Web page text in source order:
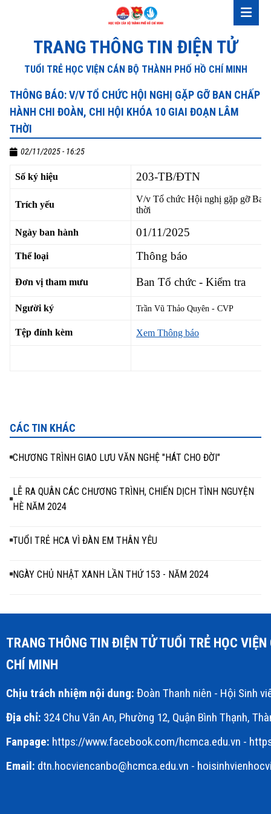
TRANG THÔNG TIN ĐIỆN TỬ
TUỔI TRẺ HỌC VIỆN CÁN BỘ THÀNH PHỐ HỒ CHÍ MINH
THÔNG BÁO: V/V TỔ CHỨC HỘI NGHỊ GẶP GỠ BAN CHẤP
HÀNH CHI ĐOÀN, CHI HỘI KHÓA 10 GIAI ĐOẠN LÂM
THỜI
02/11/2025 - 16:25
Số ký hiệu 203-TB/ĐTN
Trích yếu
V/v Tổ chức Hội nghị gặp gỡ Ban
thời
Ngày ban hành 01/11/2025
Thể loại Thông báo
Đơn vị tham mưu Ban Tổ chức - Kiểm tra
Người ký Trần Vũ Thảo Quyên - CVP
Tệp đính kèm Xem Thông báo
CÁC TIN KHÁC
CHƯƠNG TRÌNH GIAO LƯU VĂN NGHỆ "HÁT CHO ĐỜI"
LỄ RA QUÂN CÁC CHƯƠNG TRÌNH, CHIẾN DỊCH TÌNH NGUYỆN
HÈ NĂM 2024
TUỔI TRẺ HCA VÌ ĐÀN EM THÂN YÊU
NGÀY CHỦ NHẬT XANH LẦN THỨ 153 - NĂM 2024
TRANG THÔNG TIN ĐIỆN TỬ TUỔI TRẺ HỌC
CHÍ MINH
Chịu trách nhiệm nội dung: Đoàn Thanh niên - Hội Sinh
Địa chỉ: 324 Chu Văn An, Phường 12, Quận Bình Thạnh,
Fanpage: https://www.facebook.com/hcmca.edu.vn -
Email: dtn.hocviencanbo@hcmca.edu.vn -